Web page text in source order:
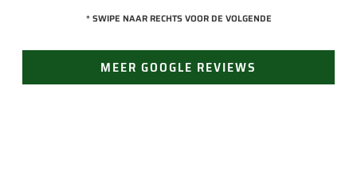
een collega kijken
Omdat een
definitieve reparatie
met Jan, hij heeft
vak en werkt snel &
zorgvuldig. Echt
* SWIPE NAAR RECHTS VOOR DE VOLGENDE
MEER GOOGLE REVIEWS